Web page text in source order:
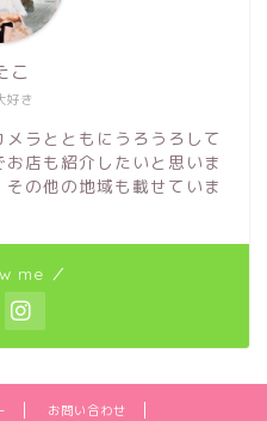
好き
こ
ラとともにうろうろして
店も紹介したいと思いま
の他の地域も載せていま
me ／
お問い合わせ